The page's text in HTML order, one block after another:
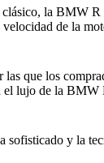
la BMW
de la
que los
el lujo de la
sofisticado y la